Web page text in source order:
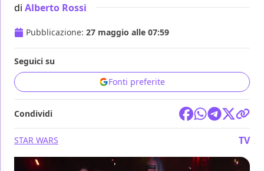
di Alberto Rossi
Pubblicazione: 27 maggio alle 07:59
Seguici su
Fonti preferite
Condividi
STAR WARS TV